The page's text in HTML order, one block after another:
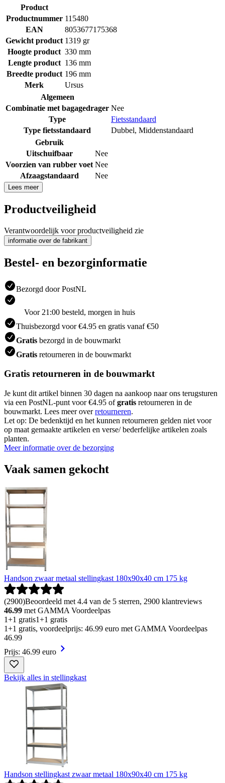
Product
Productnummer 115480
EAN
8053677175368
Gewicht product 1319 gr
Hoogte product 330 mm
Lengte product 136 mm
Breedte product 196 mm
Merk
Ursus
Algemeen
Combinatie met bagagedrager Nee
Type
Fietsstandaard
Type fietsstandaard
Dubbel, Middenstandaard
Gebruik
Uitschuifbaar
Nee
Voorzien van rubber voet Nee
Afzaagstandaard
Nee
Lees meer
Productveiligheid
Verantwoordelijk voor productveiligheid zie
informatie over de fabrikant
Bestel- en bezorginformatie
Bezorgd door PostNL
Voor 21:00 besteld, morgen in huis
Thuisbezorgd voor €4.95 en gratis vanaf €50
Gratis bezorgd in de bouwmarkt
Gratis retourneren in de bouwmarkt
Gratis retourneren in de bouwmarkt
Je kunt dit artikel binnen 30 dagen na aankoop naar ons terugsturen
via een PostNL-punt voor €4.95 ofgratis retourneren in de
bouwmarkt. Lees meer overretourneren.
Let op: De bedenktijd en het kunnen retourneren gelden niet voor
op maat gemaakte artikelen en verse/ bederfelijke artikelen zoals
planten.
Meer informatie over de bezorging
Vaak samen gekocht
Handson zwaar metaal stellingkast 180x90x40 cm 175 kg
(2900)Beoordeeld met 4.4 van de 5 sterren, 2900 klantreviews
46.99 met GAMMA Voordeelpas
1+1 gratis1+1 gratis
1+1 gratis, voordeelprijs: 46.99 euro met GAMMA Voordeelpas
46.99
Prijs: 46.99 euro
Bekijk alles in stellingkast
Handson stellingkast zwaar metaal 180x90x40 cm 175 kg